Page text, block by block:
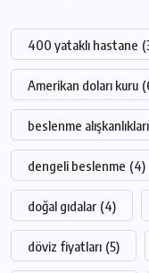
400 yataklı hastane
Amerikan doları kuru
beslenme alışkanlıkları
dengeli beslenme (4)
doğal gıdalar (4)
döviz fiyatları (5)